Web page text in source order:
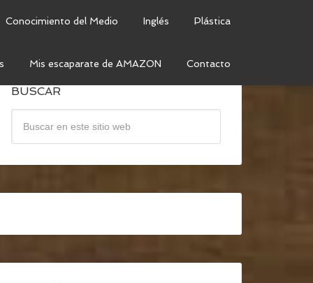
Conocimiento del Medio Inglés Plástica
Mis escaparate de AMAZON Contacto
BUSCAR